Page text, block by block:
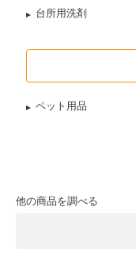
台所用洗剤
ペット用品
他の商品を調べる